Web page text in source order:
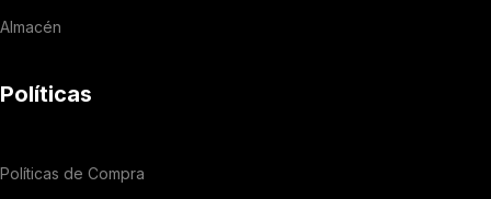
Almacén
Políticas
Políticas de Compra